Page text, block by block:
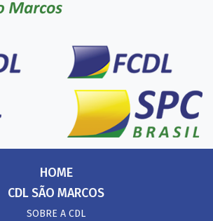
HOME
CDL SÃO MARCOS
SOBRE A CDL